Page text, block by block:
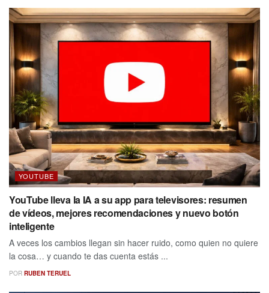
YOUTUBE
YouTube lleva la IA a su app para televisores: resumen
de vídeos, mejores recomendaciones y nuevo botón
inteligente
A veces los cambios llegan sin hacer ruido, como quien no quiere
la cosa… y cuando te das cuenta estás ...
POR RUBEN TERUEL